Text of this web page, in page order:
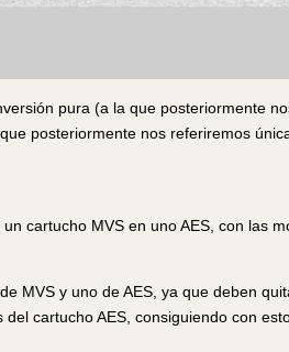
pura (a la que posteriormente
posteriormente nos referiremos
cartucho MVS en uno AES, con las
MVS y uno de AES, ya que deben
cartucho AES, consiguiendo con